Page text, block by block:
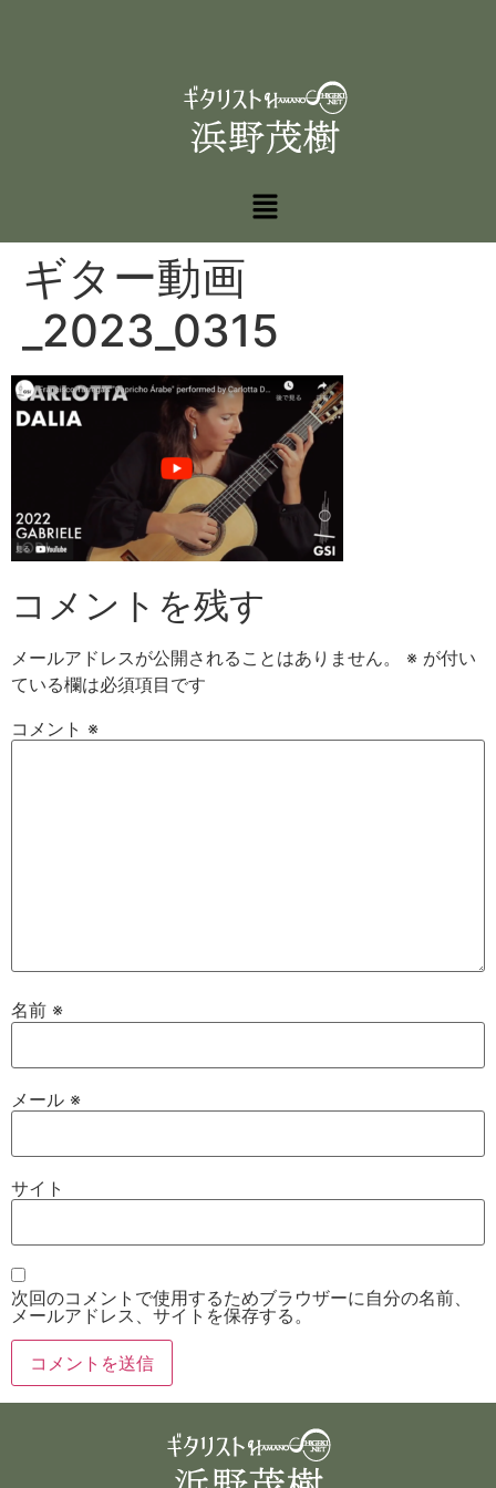
ギター動画
_2023_0315
コメントを残す
メールアドレスが公開されることはありません。 ※ が付い
ている欄は必須項目です
コメント ※
名前 ※
メール ※
サイト
次回のコメントで使用するためブラウザーに自分の名前、
メールアドレス、サイトを保存する。